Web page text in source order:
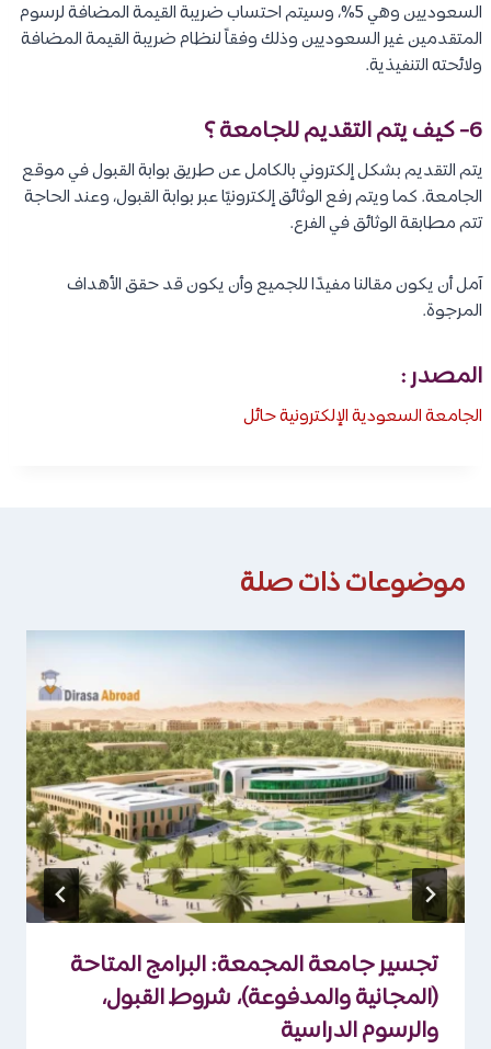
السعوديين وهي 5%، وسيتم احتساب ضريبة القيمة المضافة لرسوم
المتقدمين غير السعوديين وذلك وفقاً لنظام ضريبة القيمة المضافة
ولائحته التنفيذية.
6- كيف يتم التقديم للجامعة ؟
يتم التقديم بشكل إلكتروني بالكامل عن طريق بوابة القبول في موقع
الجامعة. كما ويتم رفع الوثائق إلكترونيًا عبر بوابة القبول، وعند الحاجة
تتم مطابقة الوثائق في الفرع.
آمل أن يكون مقالنا مفيدًا للجميع وأن يكون قد حقق الأهداف
المرجوة.
المصدر :
الجامعة السعودية الإلكترونية حائل
موضوعات ذات صلة
تجسير جامعة المجمعة: البرامج المتاحة
(المجانية والمدفوعة)، شروط القبول،
والرسوم الدراسية